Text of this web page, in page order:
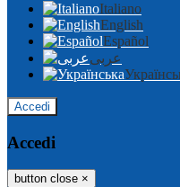
Italiano
English
Español
عربى
Accedi
Accedi
button close ×